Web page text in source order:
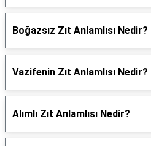
Boğazsız Zıt Anlamlısı Nedir?
Vazifenin Zıt Anlamlısı Nedir?
Alımlı Zıt Anlamlısı Nedir?